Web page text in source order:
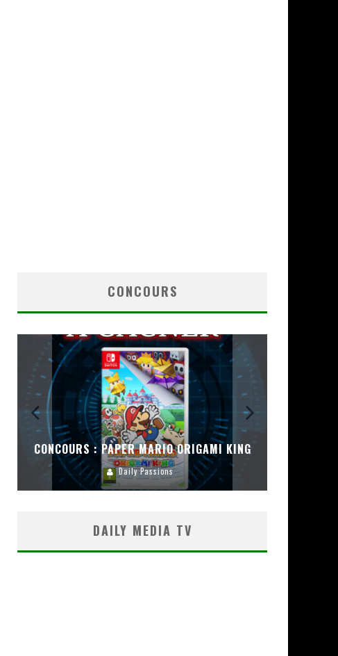
CONCOURS
CONCOURS : PAPER MARIO ORIGAMI KING
Daily Passions
DAILY MEDIA TV